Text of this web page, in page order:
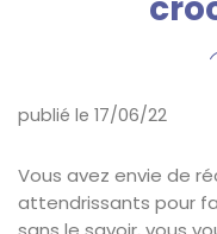
publié le 17/06/22
Vous avez envie de
attendrissants pour